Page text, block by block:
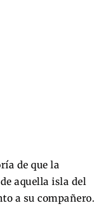
de que la
aquella isla del
a su compañero.